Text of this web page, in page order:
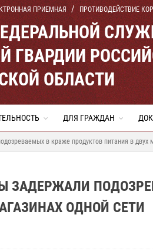
ПРИЕМНАЯ ПРОТИВОДЕЙСТВИЕ
ГВАРДИИ
ОБЛАСТИ
ДЛЯ ГРАЖДАН
в краже продуктов питания в двух
ЗАДЕРЖАЛИ
ОДНОЙ СЕТИ